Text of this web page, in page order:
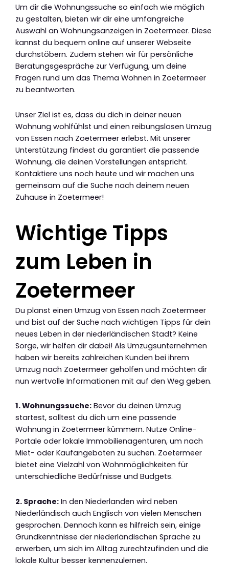
Um dir die Wohnungssuche so einfach wie möglich
zu gestalten, bieten wir dir eine umfangreiche
Auswahl an Wohnungsanzeigen in Zoetermeer. Diese
kannst du bequem online auf unserer Webseite
durchstöbern. Zudem stehen wir für persönliche
Beratungsgespräche zur Verfügung, um deine
Fragen rund um das Thema Wohnen in Zoetermeer
zu beantworten.
Unser Ziel ist es, dass du dich in deiner neuen
Wohnung wohlfühlst und einen reibungslosen Umzug
von Essen nach Zoetermeer erlebst. Mit unserer
Unterstützung findest du garantiert die passende
Wohnung, die deinen Vorstellungen entspricht.
Kontaktiere uns noch heute und wir machen uns
gemeinsam auf die Suche nach deinem neuen
Zuhause in Zoetermeer!
Wichtige Tipps
zum Leben in
Zoetermeer
Du planst einen Umzug von Essen nach Zoetermeer
und bist auf der Suche nach wichtigen Tipps für dein
neues Leben in der niederländischen Stadt? Keine
Sorge, wir helfen dir dabei! Als Umzugsunternehmen
haben wir bereits zahlreichen Kunden bei ihrem
Umzug nach Zoetermeer geholfen und möchten dir
nun wertvolle Informationen mit auf den Weg geben.
1. Wohnungssuche: Bevor du deinen Umzug
startest, solltest du dich um eine passende
Wohnung in Zoetermeer kümmern. Nutze Online-
Portale oder lokale Immobilienagenturen, um nach
Miet- oder Kaufangeboten zu suchen. Zoetermeer
bietet eine Vielzahl von Wohnmöglichkeiten für
unterschiedliche Bedürfnisse und Budgets.
2. Sprache: In den Niederlanden wird neben
Niederländisch auch Englisch von vielen Menschen
gesprochen. Dennoch kann es hilfreich sein, einige
Grundkenntnisse der niederländischen Sprache zu
erwerben, um sich im Alltag zurechtzufinden und die
lokale Kultur besser kennenzulernen.